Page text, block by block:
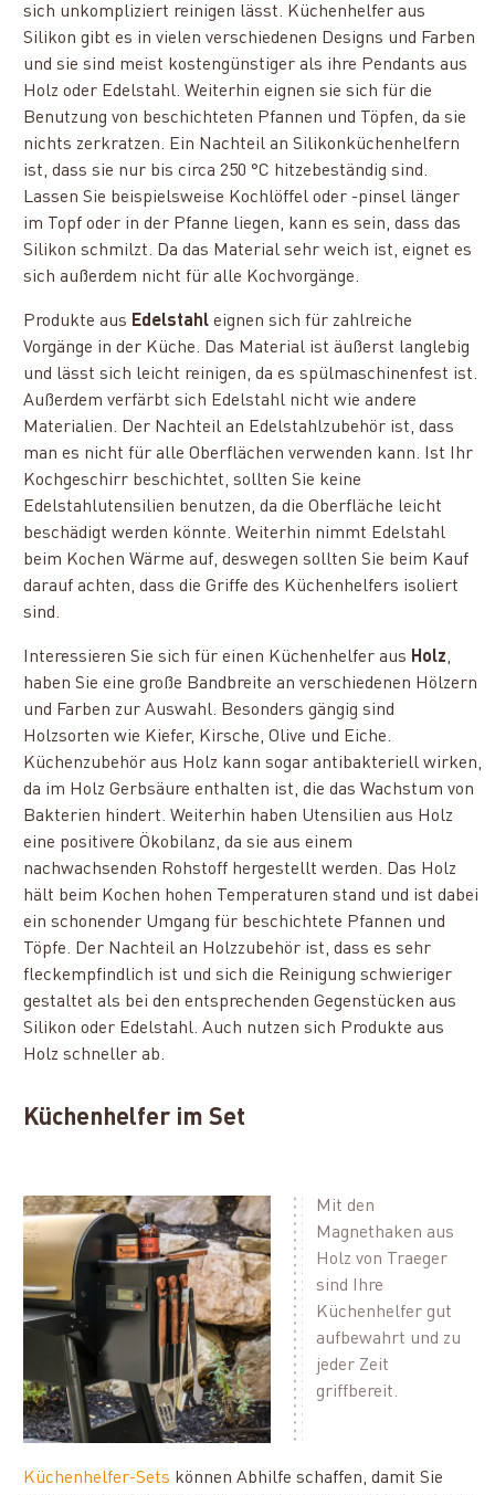
sich unkompliziert reinigen lässt. Küchenhelfer aus
Silikon gibt es in vielen verschiedenen Designs und Farben
und sie sind meist kostengünstiger als ihre Pendants aus
Holz oder Edelstahl. Weiterhin eignen sie sich für die
Benutzung von beschichteten Pfannen und Töpfen, da sie
nichts zerkratzen. Ein Nachteil an Silikonküchenhelfern
ist, dass sie nur bis circa 250 °C hitzebeständig sind.
Lassen Sie beispielsweise Kochlöffel oder -pinsel länger
im Topf oder in der Pfanne liegen, kann es sein, dass das
Silikon schmilzt. Da das Material sehr weich ist, eignet es
sich außerdem nicht für alle Kochvorgänge.
Produkte aus Edelstahl eignen sich für zahlreiche
Vorgänge in der Küche. Das Material ist äußerst langlebig
und lässt sich leicht reinigen, da es spülmaschinenfest ist.
Außerdem verfärbt sich Edelstahl nicht wie andere
Materialien. Der Nachteil an Edelstahlzubehör ist, dass
man es nicht für alle Oberflächen verwenden kann. Ist Ihr
Kochgeschirr beschichtet, sollten Sie keine
Edelstahlutensilien benutzen, da die Oberfläche leicht
beschädigt werden könnte. Weiterhin nimmt Edelstahl
beim Kochen Wärme auf, deswegen sollten Sie beim Kauf
darauf achten, dass die Griffe des Küchenhelfers isoliert
sind.
Interessieren Sie sich für einen Küchenhelfer aus Holz,
haben Sie eine große Bandbreite an verschiedenen Hölzern
und Farben zur Auswahl. Besonders gängig sind
Holzsorten wie Kiefer, Kirsche, Olive und Eiche.
Küchenzubehör aus Holz kann sogar antibakteriell wirken,
da im Holz Gerbsäure enthalten ist, die das Wachstum von
Bakterien hindert. Weiterhin haben Utensilien aus Holz
eine positivere Ökobilanz, da sie aus einem
nachwachsenden Rohstoff hergestellt werden. Das Holz
hält beim Kochen hohen Temperaturen stand und ist dabei
ein schonender Umgang für beschichtete Pfannen und
Töpfe. Der Nachteil an Holzzubehör ist, dass es sehr
fleckempfindlich ist und sich die Reinigung schwieriger
gestaltet als bei den entsprechenden Gegenstücken aus
Silikon oder Edelstahl. Auch nutzen sich Produkte aus
Holz schneller ab.
Küchenhelfer im Set
Mit den
Magnethaken aus
Holz von Traeger
sind Ihre
Küchenhelfer gut
aufbewahrt und zu
jeder Zeit
griffbereit.
Küchenhelfer-Sets können Abhilfe schaffen, damit Sie